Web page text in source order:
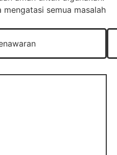
semua masalah